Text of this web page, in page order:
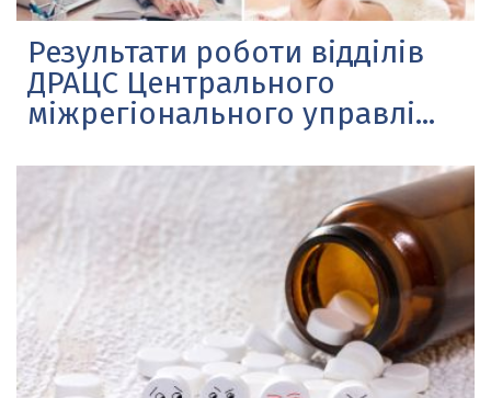
Результати роботи відділів
ДРАЦС Центрального
міжрегіонального управлі...